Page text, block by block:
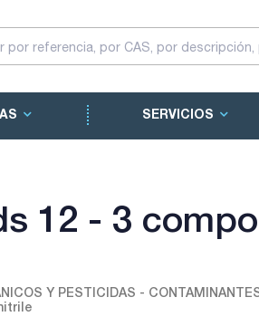
SERVICIOS
12 - 3
Y PESTICIDAS -